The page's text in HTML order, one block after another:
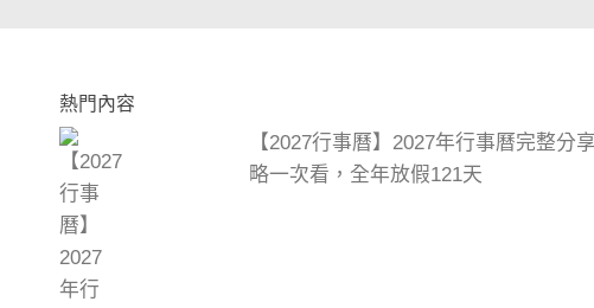
熱門內容
【2027行事曆】2027年行事曆完整分
略一次看，全年放假121天